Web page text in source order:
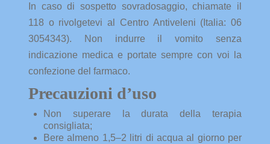
In caso di sospetto sovradosaggio, chiamate il
118 o rivolgetevi al Centro Antiveleni (Italia: 06
3054343). Non indurre il vomito senza
indicazione medica e portate sempre con voi la
confezione del farmaco.
Precauzioni d’uso
Non superare la durata della terapia
consigliata;
Bere almeno 1,5–2 litri di acqua al giorno per